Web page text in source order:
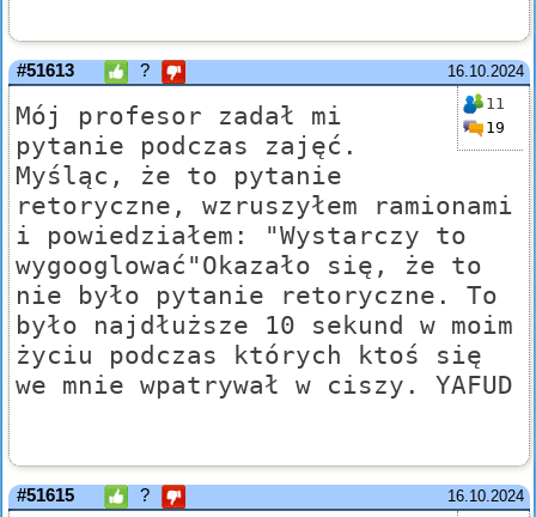
16.10.2024
#51613 ?
11
19
Mój profesor zadał mi
pytanie podczas zajęć.
Myśląc, że to pytanie
retoryczne, wzruszyłem ramionami
i powiedziałem: "Wystarczy to
wygooglować"Okazało się, że to
nie było pytanie retoryczne. To
było najdłuższe 10 sekund w moim
życiu podczas których ktoś się
we mnie wpatrywał w ciszy. YAFUD
16.10.2024
#51615 ?